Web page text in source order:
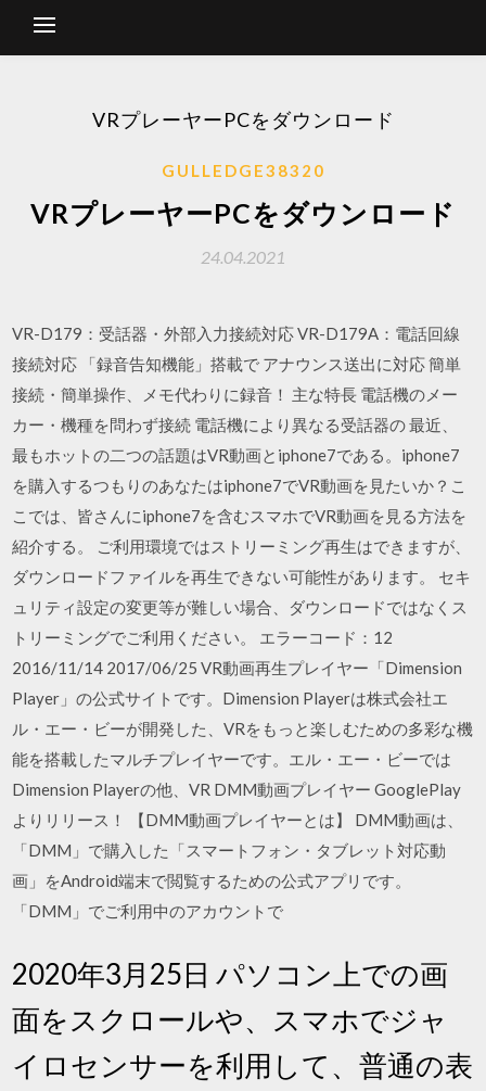
VRプレーヤーPCをダウンロード
GULLEDGE38320
VRプレーヤーPCをダウンロード
24.04.2021
VR-D179：受話器・外部入力接続対応 VR-D179A：電話回線
接続対応 「録音告知機能」搭載で アナウンス送出に対応 簡単
接続・簡単操作、メモ代わりに録音！ 主な特長 電話機のメー
カー・機種を問わず接続 電話機により異なる受話器の 最近、
最もホットの二つの話題はVR動画とiphone7である。iphone7
を購入するつもりのあなたはiphone7でVR動画を見たいか？こ
こでは、皆さんにiphone7を含むスマホでVR動画を見る方法を
紹介する。 ご利用環境ではストリーミング再生はできますが、
ダウンロードファイルを再生できない可能性があります。 セキ
ュリティ設定の変更等が難しい場合、ダウンロードではなくス
トリーミングでご利用ください。 エラーコード：12
2016/11/14 2017/06/25 VR動画再生プレイヤー「Dimension
Player」の公式サイトです。Dimension Playerは株式会社エ
ル・エー・ビーが開発した、VRをもっと楽しむための多彩な機
能を搭載したマルチプレイヤーです。エル・エー・ビーでは
Dimension Playerの他、VR DMM動画プレイヤー GooglePlay
よりリリース！ 【DMM動画プレイヤーとは】 DMM動画は、
「DMM」で購入した「スマートフォン・タブレット対応動
画」をAndroid端末で閲覧するための公式アプリです。
「DMM」でご利用中のアカウントで
2020年3月25日 パソコン上での画
面をスクロールや、スマホでジャ
イロセンサーを利用して、普通の表